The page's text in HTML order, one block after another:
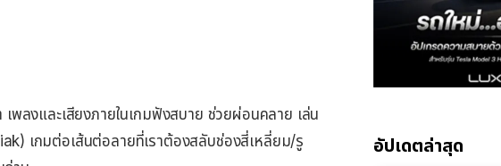
พลงและเสียงภายในเกมฟังสบาย ช่วยผ่อนคลาย เล่น
เกมต่อเส้นต่อลายที่เราต้องสลับช่องสี่เหลี่ยม/รู
อัปเดตล่าสุด